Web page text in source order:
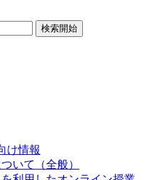
け情報
いて（全般）